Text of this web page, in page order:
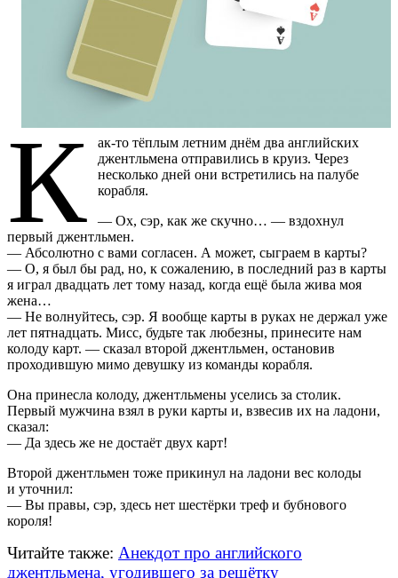
К
ак-то тёплым летним днём два английских
джентльмена отправились в круиз. Через
несколько дней они встретились на палубе
корабля.
— Ох, сэр, как же скучно… — вздохнул
первый джентльмен.
— Абсолютно с вами согласен. А может, сыграем в карты?
— О, я был бы рад, но, к сожалению, в последний раз в карты
я играл двадцать лет тому назад, когда ещё была жива моя
жена…
— Не волнуйтесь, сэр. Я вообще карты в руках не держал уже
лет пятнадцать. Мисс, будьте так любезны, принесите нам
колоду карт. — сказал второй джентльмен, остановив
проходившую мимо девушку из команды корабля.
Она принесла колоду, джентльмены уселись за столик.
Первый мужчина взял в руки карты и, взвесив их на ладони,
сказал:
— Да здесь же не достаёт двух карт!
Второй джентльмен тоже прикинул на ладони вес колоды
и уточнил:
— Вы правы, сэр, здесь нет шестёрки треф и бубнового
короля!
Читайте также: Анекдот про английского
джентльмена, угодившего за решётку